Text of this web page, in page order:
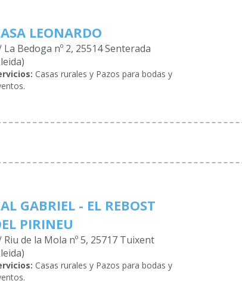
LEONARDO
La Bedoga nº 2, 25514 Senterada
Casas rurales y Pazos para bodas y
GABRIEL - EL REBOST
PIRINEU
Riu de la Mola nº 5, 25717 Tuixent
Casas rurales y Pazos para bodas y